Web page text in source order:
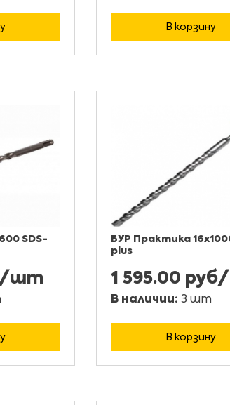
В корзину
SDS-
шт
БУР Практика
plus
1 595.00
В наличии: 3 шт
В корзину